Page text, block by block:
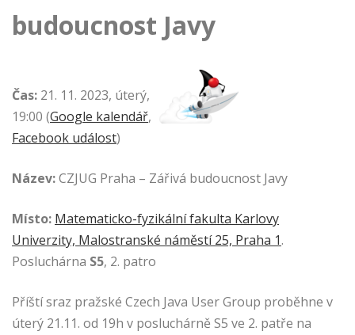
budoucnost Javy
Čas: 21. 11. 2023, úterý,
19:00 (Google kalendář,
Facebook událost)
Název:CZJUG Praha – Zářivá budoucnost Javy
Místo: Matematicko-fyzikální fakulta Karlovy
Univerzity, Malostranské náměstí 25, Praha 1.
Posluchárna S5, 2. patro
Příští sraz pražské Czech Java User Group proběhne v
úterý 21.11. od 19h v posluchárně S5 ve 2. patře na